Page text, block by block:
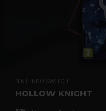
NINTENDO SWITCH
HOLLOW KNIGHT